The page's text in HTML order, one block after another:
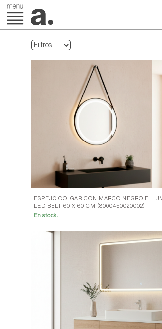
ESPEJO COLGAR CON MARCO NEGRO E
LED BELT 60 X 60 CM (8000450020002)
En stock.